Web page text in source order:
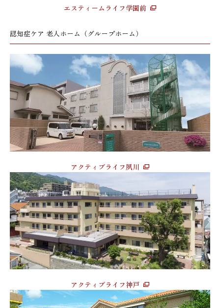
エスティームライフ学園前
認知症ケア 老人ホーム（グループホーム）
アクティブライフ夙川
アクティブライフ神戸